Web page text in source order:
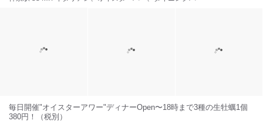
毎日開催"オイスターアワー"ディナーOpen〜18時まで3種の生牡蠣1個
380円！（税別）